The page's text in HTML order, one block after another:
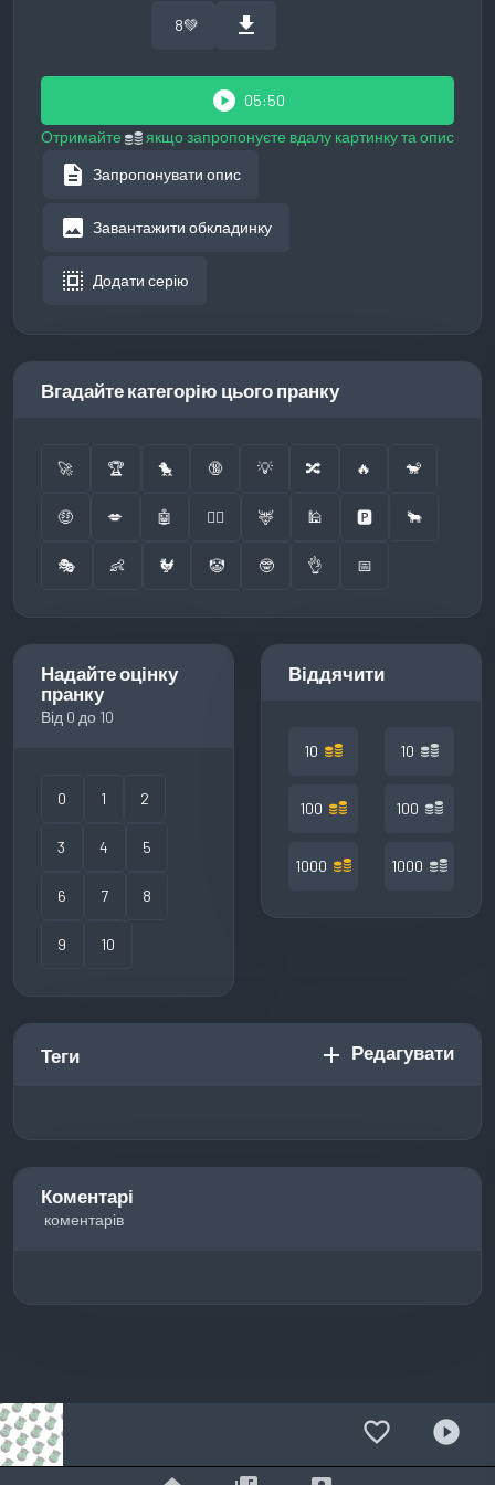
8💚 download
play_circle 05:50
Отримайте
якщо запропонуєте вдалу картинку та опис
description Запропонувати опис
image Завантажити обкладинку
select_all Додати серію
Вгадайте категорію цього пранку
🚀 🏆 🐤 🔞 💡 🔀 🔥 🐒
🤑 💋 🤖 👮‍♂️ 🦌 🕌 🅿️ 🐂
🎭 👶 🐓 🤡 🤓 👌 📅
Надайте оцінку
пранку
Від 0 до 10
0 1 2
3 4 5
6 7 8
9 10
Віддячити
10
100
1000
10
100
1000
Теги add Редагувати
Коментарі
коментарів
favorite_border play_circle_filled